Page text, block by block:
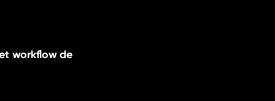
workflowde